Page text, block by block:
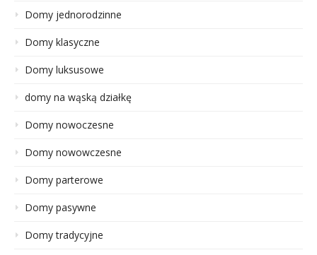
Domy jednorodzinne
Domy klasyczne
Domy luksusowe
domy na wąską działkę
Domy nowoczesne
Domy nowowczesne
Domy parterowe
Domy pasywne
Domy tradycyjne